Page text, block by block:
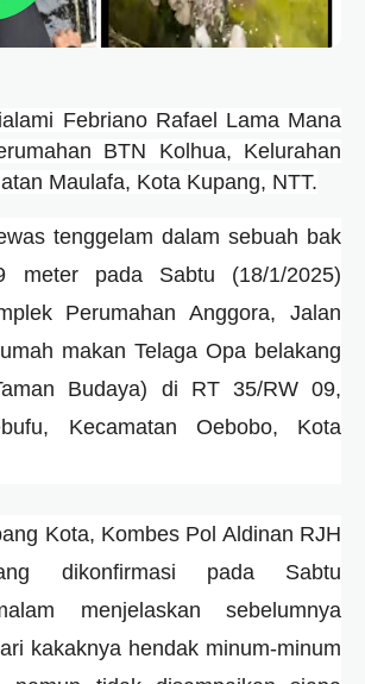
Febriano Rafael Lama Mana
BTN Kolhua, Kelurahan
Maulafa, Kota Kupang, NTT.
tenggelam dalam sebuah bak
meter pada Sabtu (18/1/2025)
Perumahan Anggora, Jalan
makan Telaga Opa belakang
Budaya) di RT 35/RW 09,
Kecamatan Oebobo, Kota
Kota, Kombes Pol Aldinan RJH
dikonfirmasi pada Sabtu
menjelaskan sebelumnya
kakaknya hendak minum-minum